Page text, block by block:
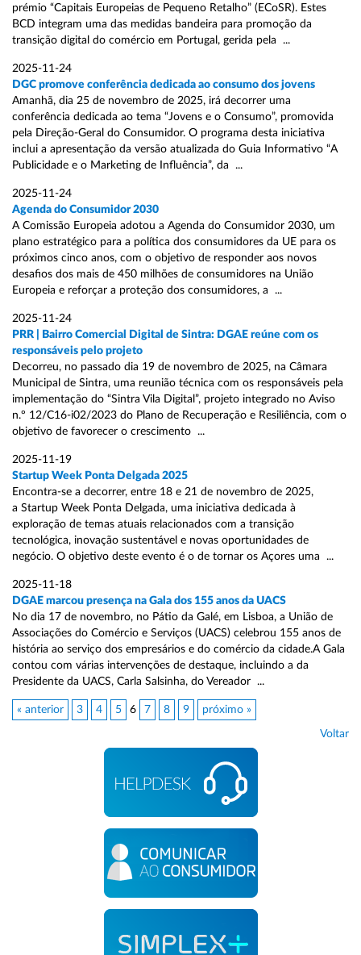
prémio “Capitais Europeias de Pequeno Retalho” (ECoSR). Estes
BCD integram uma das medidas bandeira para promoção da
transição digital do comércio em Portugal, gerida pela ...
2025-11-24
DGC promove conferência dedicada ao consumo dos jovens
Amanhã, dia 25 de novembro de 2025, irá decorrer uma
conferência dedicada ao tema “Jovens e o Consumo”, promovida
pela Direção-Geral do Consumidor. O programa desta iniciativa
inclui a apresentação da versão atualizada do Guia Informativo “A
Publicidade e o Marketing de Influência”, da ...
2025-11-24
Agenda do Consumidor 2030
A Comissão Europeia adotou a Agenda do Consumidor 2030, um
plano estratégico para a política dos consumidores da UE para os
próximos cinco anos, com o objetivo de responder aos novos
desafios dos mais de 450 milhões de consumidores na União
Europeia e reforçar a proteção dos consumidores, a ...
2025-11-24
PRR | Bairro Comercial Digital de Sintra: DGAE reúne com os
responsáveis pelo projeto
Decorreu, no passado dia 19 de novembro de 2025, na Câmara
Municipal de Sintra, uma reunião técnica com os responsáveis pela
implementação do “Sintra Vila Digital”, projeto integrado no Aviso
n.º 12/C16-i02/2023 do Plano de Recuperação e Resiliência, com o
objetivo de favorecer o crescimento ...
2025-11-19
Startup Week Ponta Delgada 2025
Encontra-se a decorrer, entre 18 e 21 de novembro de 2025,
a Startup Week Ponta Delgada, uma iniciativa dedicada à
exploração de temas atuais relacionados com a transição
tecnológica, inovação sustentável e novas oportunidades de
negócio. O objetivo deste evento é o de tornar os Açores uma ...
2025-11-18
DGAE marcou presença na Gala dos 155 anos da UACS
No dia 17 de novembro, no Pátio da Galé, em Lisboa, a União de
Associações do Comércio e Serviços (UACS) celebrou 155 anos de
história ao serviço dos empresários e do comércio da cidade.A Gala
contou com várias intervenções de destaque, incluindo a da
Presidente da UACS, Carla Salsinha, do Vereador ...
« anterior 3 4 5 6 7 8 9 próximo »
Voltar